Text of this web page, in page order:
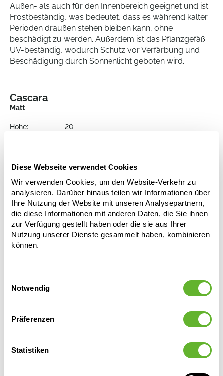
Diese Webseite verwendet Cookies
Wir verwenden Cookies, um den Website-Verkehr zu
analysieren. Darüber hinaus teilen wir Informationen über
Ihre Nutzung der Website mit unseren Analysepartnern,
die diese Informationen mit anderen Daten, die Sie ihnen
zur Verfügung gestellt haben oder die sie aus Ihrer
Nutzung unserer Dienste gesammelt haben, kombinieren
können.
Notwendig
Präferenzen
Statistiken
Außen- als auch für den Innenbereich geeignet und ist
Frostbeständig, was bedeutet, dass es während kalter
Perioden draußen stehen bleiben kann, ohne
beschädigt zu werden. Außerdem ist das Pflanzgefäß
UV-beständig, wodurch Schutz vor Verfärbung und
Beschädigung durch Sonnenlicht geboten wird.
Cascara
Matt
Höhe:
20
Wählen Sie eine Farbpalette, um dieses Produkt in
Ihren Warenkorb zu legen
Wählen Sie Ihre Farbkombination
Alternative Produkte